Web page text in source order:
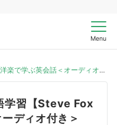
Menu
で学ぶ英会話＜オーディオ付き＞
学習【Steve Fox
ディオ付き＞